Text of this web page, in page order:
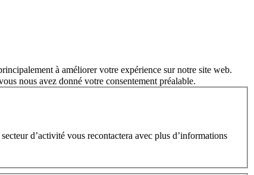
à améliorer votre expérience sur notre site web.
nous avez donné votre consentement préalable.
d’activité vous recontactera avec plus d’informations